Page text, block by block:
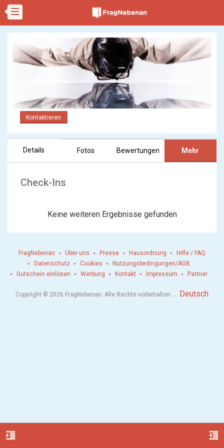
Kontaktieren
Details Fotos Bewertungen Mehr
Check-Ins
Keine weiteren Ergebnisse gefunden
format_indent_increase format_indent_decrease
FragNebenan Über uns Presse Hausordnung
Hilfe / FAQ
Datenschutz
Cookies
Nutzungsbedingungen/AGB
Gutschein einlösen
Werbung Kontakt Impressum Partner
Copyright © 2026 FragNebenan. Alle Rechte vorbehalten . Deutsch